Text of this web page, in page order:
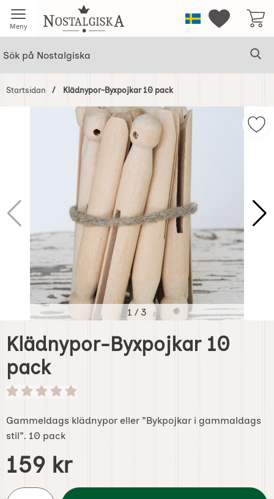
Meny Startsidan för NostalgiskaSverigeMina
Startsidan Klädnypor-Byxpojkar 10 pack
1 / 3
Klädnypor-Byxpojkar 10
pack
Gammeldags klädnypor eller "Bykpojkar i gammaldags
stil". 10 pack
Handla denna produkt Klädnypor-Byxpojkar 10 pack
pris
159 kr
antal